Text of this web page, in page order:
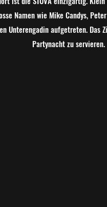
Namen wie Mike Candys,
Unterengadin aufgetreten. Das
Partynacht zu servieren.